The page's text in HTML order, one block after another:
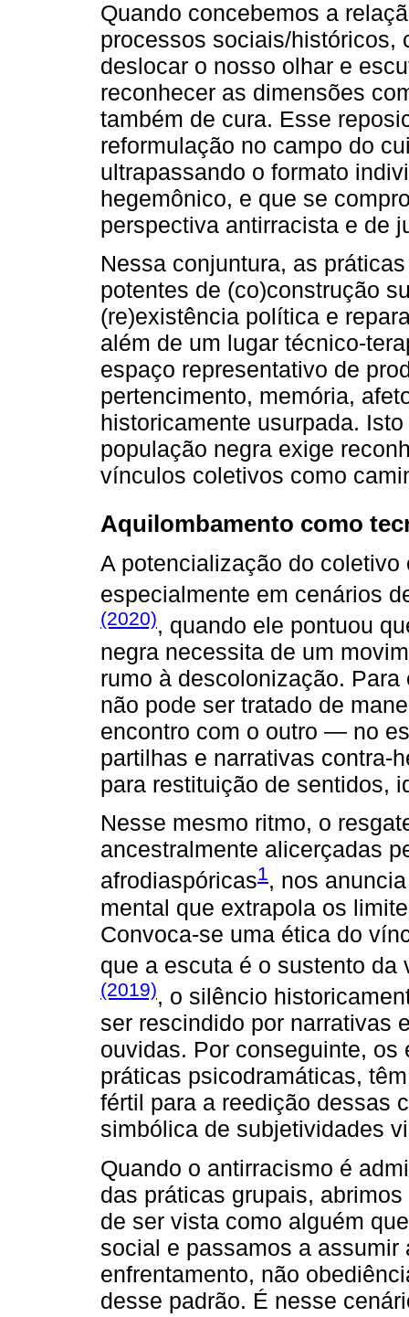
Quando concebemos a
processos sociais/históricos,
deslocar o nosso olhar e
reconhecer as dimensões
também de cura. Esse
reformulação no campo do
ultrapassando o formato
hegemônico, e que se
perspectiva antirracista e de
Nessa conjuntura, as
potentes de (co)construção
(re)existência política e
além de um lugar técnico-
espaço representativo de
pertencimento, memória,
historicamente usurpada.
população negra exige
vínculos coletivos como
Aquilombamento como
A potencialização do
especialmente em cenários
(2020), quando ele pontuou
negra necessita de um
rumo à descolonização.
não pode ser tratado de
encontro com o outro — no
partilhas e narrativas contra-
para restituição de sentidos,
Nesse mesmo ritmo, o
ancestralmente alicerçadas
afrodiaspóricas1, nos
mental que extrapola os
Convoca-se uma ética do
que a escuta é o sustento
(2019), o silêncio
ser rescindido por narrativas
ouvidas. Por conseguinte,
práticas psicodramáticas,
fértil para a reedição dessas
simbólica de subjetividades
Quando o antirracismo é
das práticas grupais,
de ser vista como alguém
social e passamos a assumir
enfrentamento, não
desse padrão. É nesse